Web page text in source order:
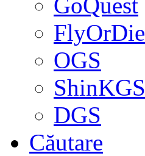
FlyOrDie
OGS
ShinKGS
DGS
Căutare